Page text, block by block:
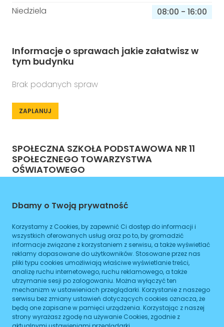
Niedziela
08:00 - 16:00
Informacje o sprawach jakie załatwisz w
tym budynku
Brak podanych spraw
ZAPLANUJ
SPOŁECZNA SZKOŁA PODSTAWOWA NR 11
SPOŁECZNEGO TOWARZYSTWA
OŚWIATOWEGO
Warszawa
228112416
Czynne
Planowane zamknięcie 16:00
WIĘCEJ
Dojazd
Dbamy o Twoją prywatność
Korzystamy z Cookies, by zapewnić Ci dostęp do informacji i
wszystkich oferowanych usług oraz po to, by gromadzić
informacje związane z korzystaniem z serwisu, a także wyświetlać
reklamy dopasowane do użytkowników. Stosowane przez nas
pliki typu cookies umożliwiają właściwe wyświetlanie treści,
analizę ruchu internetowego, ruchu reklamowego, a także
utrzymanie sesji po zalogowaniu. Można wyłączyć ten
mechanizm w ustawieniach przeglądarki. Korzystanie z naszego
serwisu bez zmiany ustawień dotyczących cookies oznacza, że
będą one zapisane w pamięci urządzenia. Korzystając z naszej
strony wyrażasz zgodę na używanie Cookies, zgodnie z